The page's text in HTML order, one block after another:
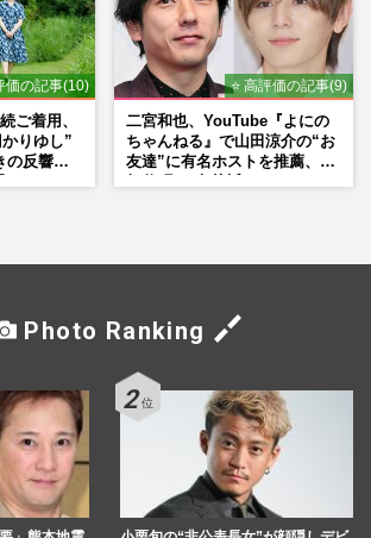
価の記事(10)
ご着用、
りゆし”
の反響
⭐ 高評価の記事(9)
二宮和也、YouTube『よにの
ちゃんねる』で山田涼介の“お
友達”に有名ホストを推薦、歌
Photo Ranking